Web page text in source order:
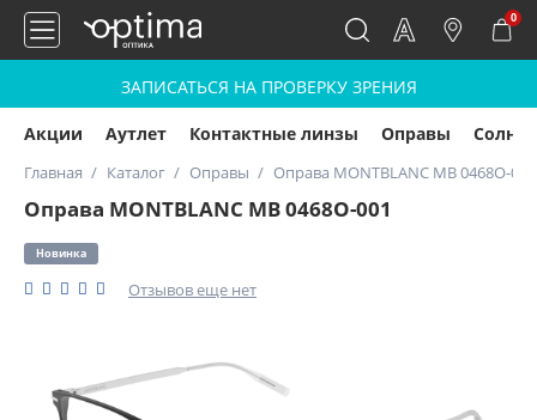
0
ЗАПИСАТЬСЯ НА ПРОВЕРКУ ЗРЕНИЯ
Акции Аутлет Контактные линзы Оправы
Главная Каталог Оправы Оправа MONTBLANC MB 0468O-001
Оправа MONTBLANC MB 0468O-001
Новинка
Отзывов еще нет